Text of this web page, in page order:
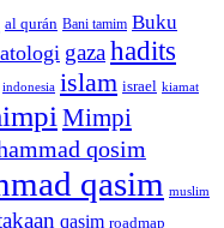
al qurán Bani tamim Buku
gazahadits
indonesia islam israel kiamat
Mimpi
qosim
qasim muslim
qasim roadmap